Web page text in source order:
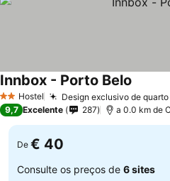
2 Estrelas
Hostel Design exclusivo de
Innbox - Porto Belo
9,7 Excelente 287 a 0.0 km de
De € 40
Consulte os preços de 6 sites